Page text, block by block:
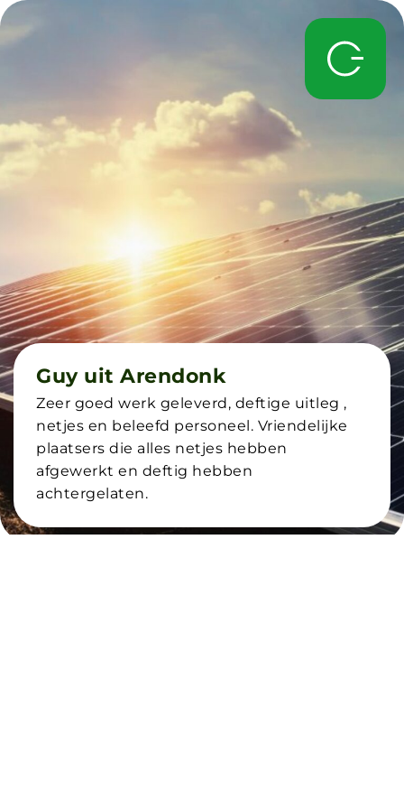
Guy uit Arendonk
Zeer goed werk geleverd, deftige uitleg ,
netjes en beleefd personeel. Vriendelijke
plaatsers die alles netjes hebben
afgewerkt en deftig hebben
achtergelaten.